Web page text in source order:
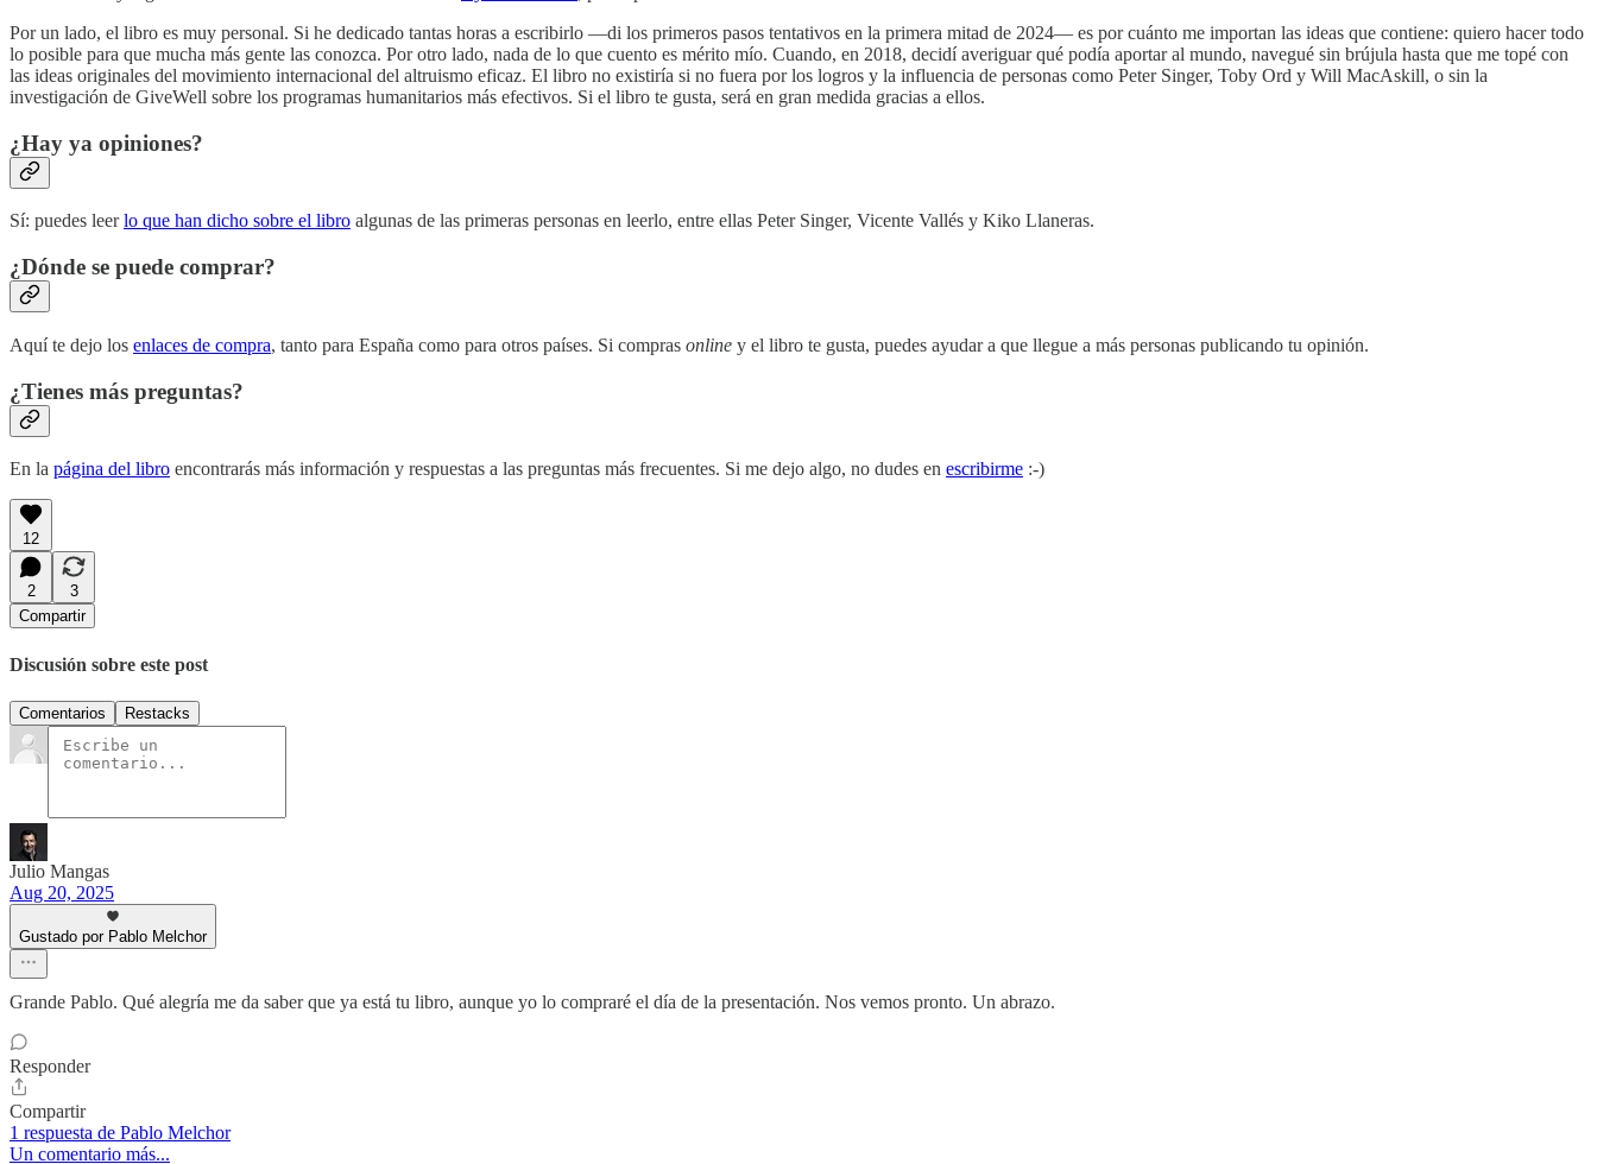
Por un lado, el libro es muy personal. Si he dedicado tantas horas a escribirlo —di los primeros pasos tentativos en la primera mitad de 2024— es por cuánto me importan las ideas que contiene: quiero hacer todo
lo posible para que mucha más gente las conozca. Por otro lado, nada de lo que cuento es mérito mío. Cuando, en 2018, decidí averiguar qué podía aportar al mundo, navegué sin brújula hasta que me topé con
las ideas originales del movimiento internacional del altruismo eficaz. El libro no existiría si no fuera por los logros y la influencia de personas como Peter Singer, Toby Ord y Will MacAskill, o sin la
investigación de GiveWell sobre los programas humanitarios más efectivos. Si el libro te gusta, será en gran medida gracias a ellos.
¿Hay ya opiniones?
Sí: puedes leerlo que han dicho sobre el libro algunas de las primeras personas en leerlo, entre ellas Peter Singer, Vicente Vallés y Kiko Llaneras.
¿Dónde se puede comprar?
Aquí te dejo los enlaces de compra, tanto para España como para otros países. Si compras online y el libro te gusta, puedes ayudar a que llegue a más personas publicando tu opinión.
¿Tienes más preguntas?
En la página del libro encontrarás más información y respuestas a las preguntas más frecuentes. Si me dejo algo, no dudes en escribirme :-)
12
2
3
Compartir
Discusión sobre este post
Comentarios Restacks
Julio Mangas
Aug 20, 2025
Gustado por Pablo Melchor
Grande Pablo. Qué alegría me da saber que ya está tu libro, aunque yo lo compraré el día de la presentación. Nos vemos pronto. Un abrazo.
Responder
Compartir
1 respuesta de Pablo Melchor
Un comentario más...